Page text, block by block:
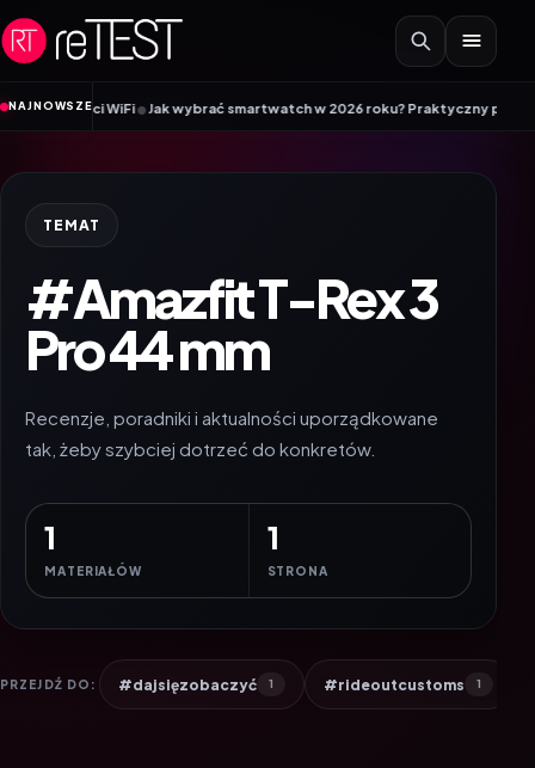
Przejdź do treści
NAJNOWSZE
sieci WiFi•Jak wybrać smartwatch w 2026 roku? Praktyczny poradnik
TEMAT
#Amazfit T-Rex 3
Pro 44 mm
Recenzje, poradniki i aktualności uporządkowane
tak, żeby szybciej dotrzeć do konkretów.
1
MATERIAŁÓW
1
STRONA
PRZEJDŹ DO: #dajsięzobaczyć 1 #rideoutcustoms 1